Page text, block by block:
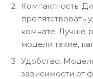
Компактность.
комнате. Лучше
модели такие,
Удобство.
зависимости от